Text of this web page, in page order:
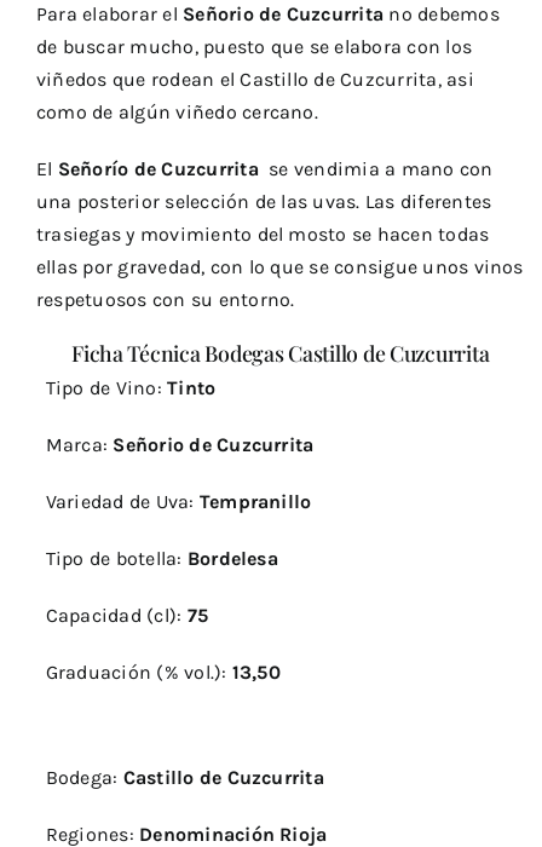
Para elaborar el Señorio de Cuzcurrita no debemos
de buscar mucho, puesto que se elabora con los
viñedos que rodean el Castillo de Cuzcurrita, asi
como de algún viñedo cercano.
El Señorío de Cuzcurrita se vendimia a mano con
una posterior selección de las uvas. Las diferentes
trasiegas y movimiento del mosto se hacen todas
ellas por gravedad, con lo que se consigue unos vinos
respetuosos con su entorno.
Ficha Técnica Bodegas Castillo de Cuzcurrita
Tipo de Vino:Tinto
Marca: Señorio de Cuzcurrita
Variedad de Uva: Tempranillo
Tipo de botella: Bordelesa
Capacidad (cl): 75
Graduación (% vol.): 13,50
Bodega: Castillo de Cuzcurrita
Regiones: Denominación Rioja